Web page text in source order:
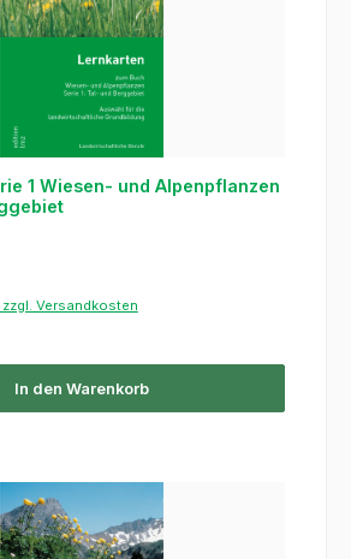
1 Wiesen- und Alpenpflanzen
Versandkosten
In den Warenkorb